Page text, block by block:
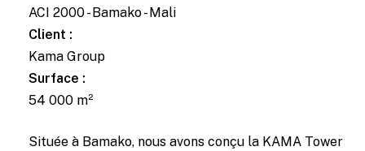
ACI 2000 - Bamako - Mali
Client :
Kama Group
Surface :
54 000 m²
Située à Bamako, nous avons conçu la KAMA Tower